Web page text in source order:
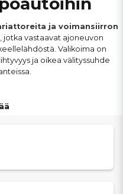
ja voimansiirron
, jotka vastaavat ajoneuvon
Valikoima on
ja oikea välityssuhde
. Valikoima sisältää variattorit,
epätasaisen ajotuntuman.